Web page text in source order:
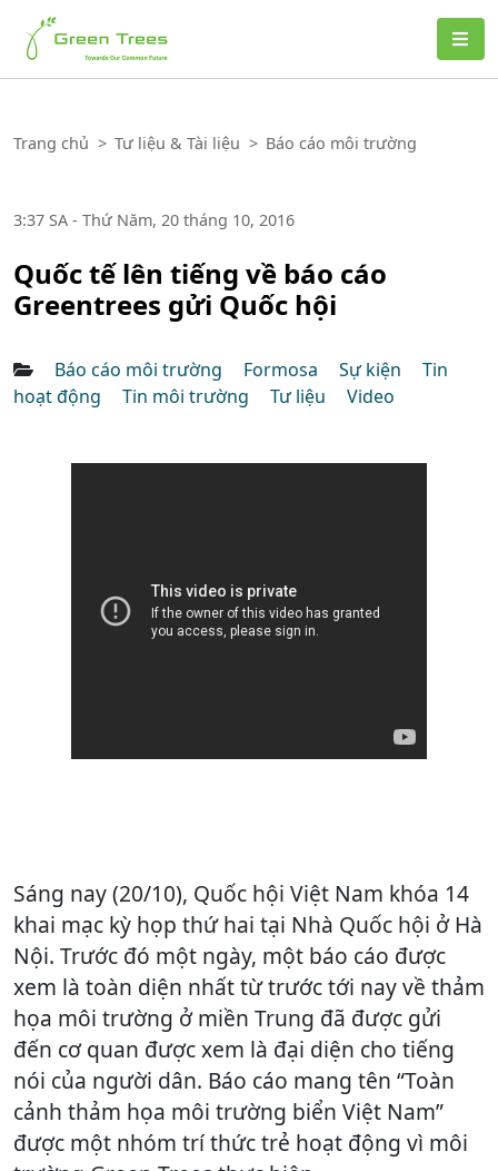
Green Trees
Trang chủ > Tư liệu & Tài liệu > Báo cáo môi trường
3:37 SA - Thứ Năm, 20 tháng 10, 2016
Quốc tế lên tiếng về báo cáo
Greentrees gửi Quốc hội
Báo cáo môi trường Formosa Sự kiện
Tin
hoạt động
Tin môi trường Tư liệu Video
Sáng nay (20/10), Quốc hội Việt Nam khóa 14
khai mạc kỳ họp thứ hai tại Nhà Quốc hội ở Hà
Nội. Trước đó một ngày, một báo cáo được
xem là toàn diện nhất từ trước tới nay về thảm
họa môi trường ở miền Trung đã được gửi
đến cơ quan được xem là đại diện cho tiếng
nói của người dân. Báo cáo mang tên “Toàn
cảnh thảm họa môi trường biển Việt Nam”
được một nhóm trí thức trẻ hoạt động vì môi